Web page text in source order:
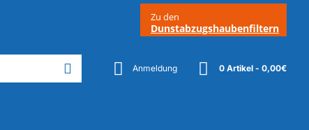
Zu den
Dunstabzugshaubenfiltern
Anmeldung 0 Artikel - 0,00€